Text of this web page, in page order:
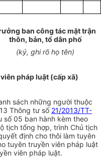
ban công tác mặt trận
thôn, bản, tổ dân phố
(ký, ghi rõ họ tên)
pháp luật (cấp xã)
sách những người thuộc
Thông tư số 21/2013/TT-
số 05 ban hành kèm theo
tịch tổng hợp, trình Chủ tịch
định cho thôi làm tuyên
tuyên truyền viên pháp luật
viên pháp luật.